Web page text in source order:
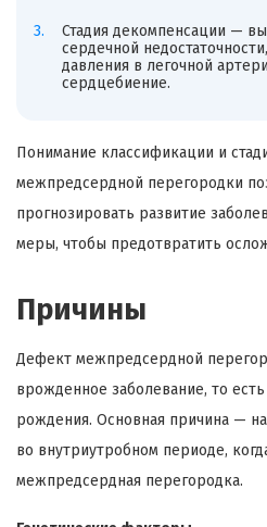
Стадия декомпенсации —
сердечной
давления в легочной
сердцебиение.
Понимание классификации и
межпредсердной перегородки
прогнозировать развитие
меры, чтобы предотвратить
Причины
Дефект межпредсердной
врожденное заболевание, то
рождения. Основная причина —
во внутриутробном периоде,
межпредсердная перегородка.